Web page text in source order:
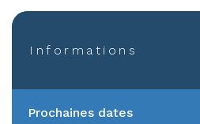
Informations
Prochaines dates